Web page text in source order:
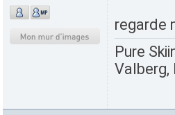
regarde
Pure
Valberg,